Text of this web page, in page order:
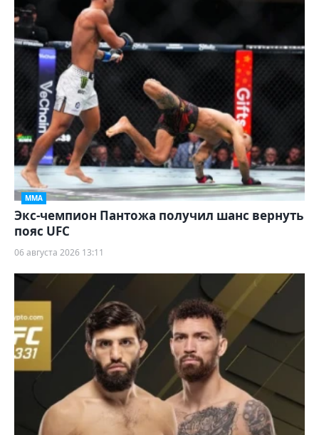
ММА
Экс-чемпион Пантожа получил шанс вернуть
пояс UFC
06 августа 2026 13:11